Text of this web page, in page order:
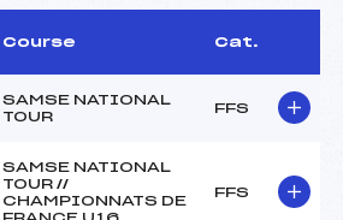
Course Cat.
SAMSE NATIONAL
TOUR
FFS
SAMSE NATIONAL
TOUR //
CHAMPIONNATS DE
FRANCE U16
FFS